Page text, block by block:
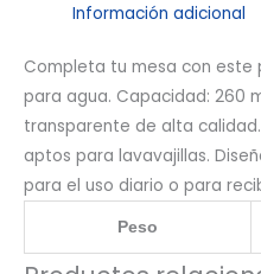
Información adicional
Completa tu mesa con este
para agua. Capacidad: 260
transparente de alta
aptos para lavavajillas.
para el uso diario o para
Peso